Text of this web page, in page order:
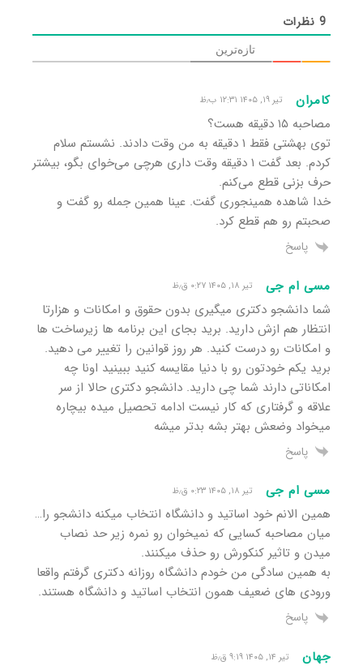
9نظرات
تازه‌ترین
کامران تیر ۱۹, ۱۴۰۵ ۱۲:۳۱ ب٫ظ
مصاحبه ۱۵ دقیقه هست؟
توی بهشتی فقط ۱ دقیقه به من وقت دادند. نشستم سلام
کردم. بعد گفت ۱ دقیقه وقت داری هرچی می‌خوای بگو، بیشتر
حرف بزنی قطع می‌کنم.
خدا شاهده همینجوری گفت. عینا همین جمله رو گفت و
صحبتم رو هم قطع کرد.
پاسخ
مسی ام جی تیر ۱۸, ۱۴۰۵ ۰:۲۷ ق٫ظ
شما دانشجو دکتری میگیری بدون حقوق و امکانات و هزارتا
انتظار هم ازش دارید. برید بجای این برنامه ها زیرساخت ها
و امکانات رو درست کنید. هر روز قوانین را تغییر می دهید.
برید یکم خودتون رو با دنیا مقایسه کنید ببینید اونا چه
امکاناتی دارند شما چی دارید. دانشجو دکتری حالا از سر
علاقه و گرفتاری که کار نیست ادامه تحصیل میده بیچاره
میخواد وضعش بهتر بشه بدتر میشه
پاسخ
مسی ام جی تیر ۱۸, ۱۴۰۵ ۰:۲۳ ق٫ظ
همین الانم خود اساتید و دانشگاه انتخاب میکنه دانشجو را…
میان مصاحبه کسایی که نمیخوان رو نمره زیر حد نصاب
میدن و تاثیر کنکورش رو حذف میکنند.
به همین سادگی من خودم دانشگاه روزانه دکتری گرفتم واقعا
ورودی های ضعیف همون انتخاب اساتید و دانشگاه هستند.
پاسخ
جهان تیر ۱۴, ۱۴۰۵ ۹:۱۹ ق٫ظ